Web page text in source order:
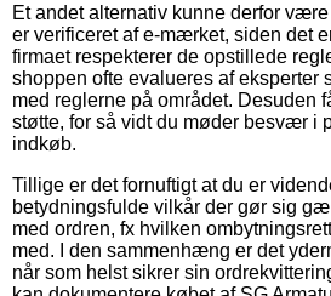
Et andet alternativ kunne derfor
er verificeret af e-mærket, siden det
firmaet respekterer de opstillede
shoppen ofte evalueres af eksperter
med reglerne på området. Desuden
støtte, for så vidt du møder besvær i
indkøb.
Tillige er det fornuftigt at du er
betydningsfulde vilkår der gør sig
med ordren, fx hvilken
med. I den sammenhæng er det
når som helst sikrer sin